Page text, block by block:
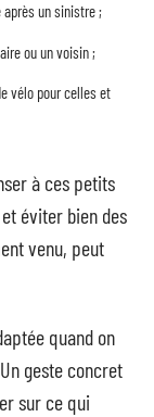
après un sinistre ;
ou un voisin ;
vélo pour celles et
à ces petits
éviter bien des
venu, peut
quand on
geste concret
sur ce qui